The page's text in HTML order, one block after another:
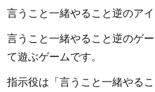
言うこと一緒やること逆のア
言うこと一緒やること逆のゲ
て遊ぶゲームです。
指示役は「言うこと一緒やる